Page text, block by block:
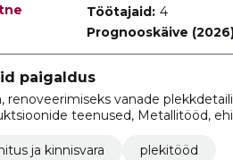
Töötajaid: 4
Prognooskäive
paigaldus
renoveerimiseks vanade
teenused, Metallitööd,
ja kinnisvara plekitööd